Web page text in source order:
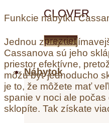
CLOVER
prezrieť
Nábytok
Funkcie nábytku
Jednou z
Cassanova sú jeho
priestor efektívne,
môžu byť jednoducho
je to, že môžete mať
spanie v noci ale
sklopíte. Tak získate